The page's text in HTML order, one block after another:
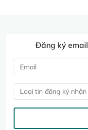
Đăng ký
Loại tin đăng ký nhận